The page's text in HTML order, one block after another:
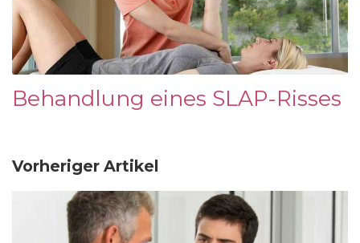
Behandlung eines SLAP-Risses
Vorheriger Artikel